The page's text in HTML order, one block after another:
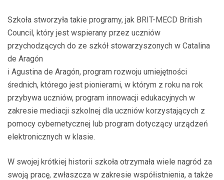
Szkoła stworzyła takie programy, jak BRIT-MECD British
Council, który jest wspierany przez uczniów
przychodzących do ze szkół stowarzyszonych w Catalina
de Aragón
i Agustina de Aragón, program rozwoju umiejętności
średnich, którego jest pionierami, w którym z roku na rok
przybywa uczniów, program innowacji edukacyjnych w
zakresie mediacji szkolnej dla uczniów korzystających z
pomocy cybernetycznej lub program dotyczący urządzeń
elektronicznych w klasie.
W swojej krótkiej historii szkoła otrzymała wiele nagród za
swoją pracę, zwłaszcza w zakresie współistnienia, a także